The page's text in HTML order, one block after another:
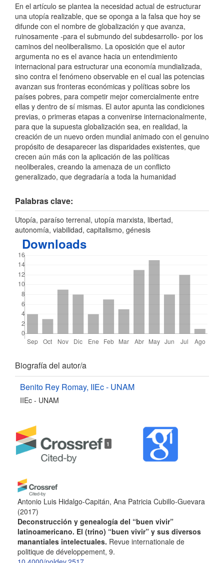
En el artículo se plantea la necesidad actual de estructurar
una utopía realizable, que se oponga a la falsa que hoy se
difunde con el nombre de globalización y que avanza,
ruinosamente -para el submundo del subdesarrollo- por los
caminos del neoliberalismo. La oposición que el autor
argumenta no es el avance hacia un entendimiento
internacional para estructurar una economía mundializada,
sino contra el fenómeno observable en el cual las potencias
avanzan sus fronteras económicas y políticas sobre los
países pobres, para competir mejor comercialmente entre
ellas y dentro de sí mismas. El autor apunta las condiciones
previas, o primeras etapas a convenirse internacionalmente,
para que la supuesta globalización sea, en realidad, la
creación de un nuevo orden mundial animado con el genuino
propósito de desaparecer las disparidades existentes, que
crecen aún más con la aplicación de las políticas
neoliberales, creando la amenaza de un conflicto
generalizado, que degradaría a toda la humanidad
Palabras clave:
Utopía, paraíso terrenal, utopía marxista, libertad,
autonomía, viabilidad, capitalismo, génesis
Downloads
Detalles
del
artículo
Biografía del autor/a
Benito Rey Romay, IIEc - UNAM
IIEc - UNAM
1
Antonio Luis Hidalgo-Capitán, Ana Patricia Cubillo-Guevara
(2017)
Deconstrucción y genealogía del “buen vivir”
latinoamericano. El (trino) “buen vivir” y sus diversos
manantiales intelectuales. Revue internationale de
politique de développement, 9.